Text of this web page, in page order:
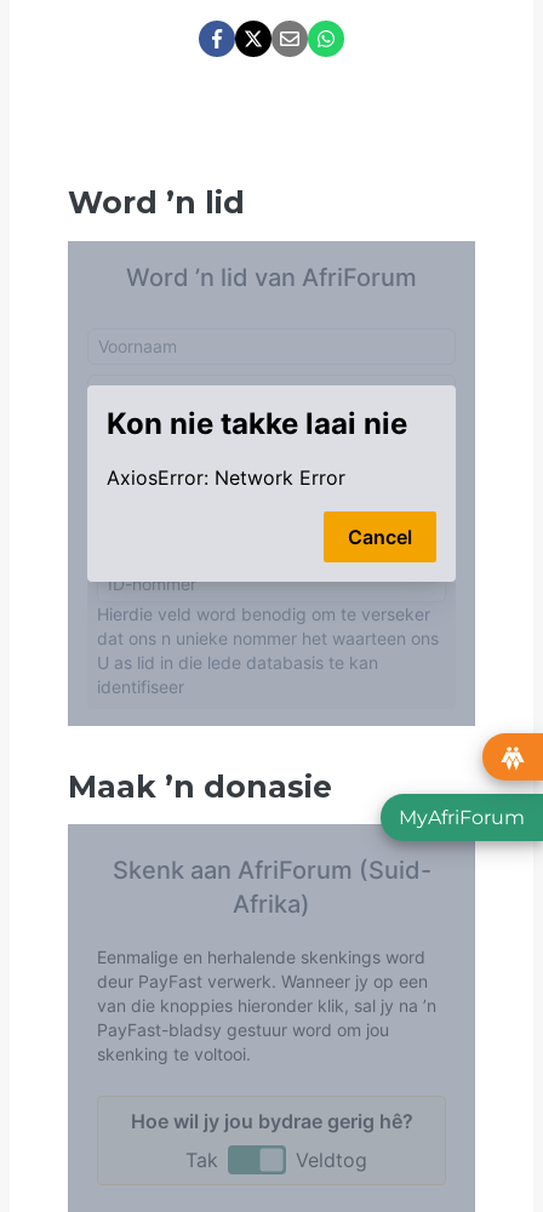
Word ’n lid
Maak ’n donasie
MyAfriForum